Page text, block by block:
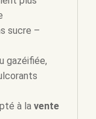
sucre –
gazéifiée,
à la vente